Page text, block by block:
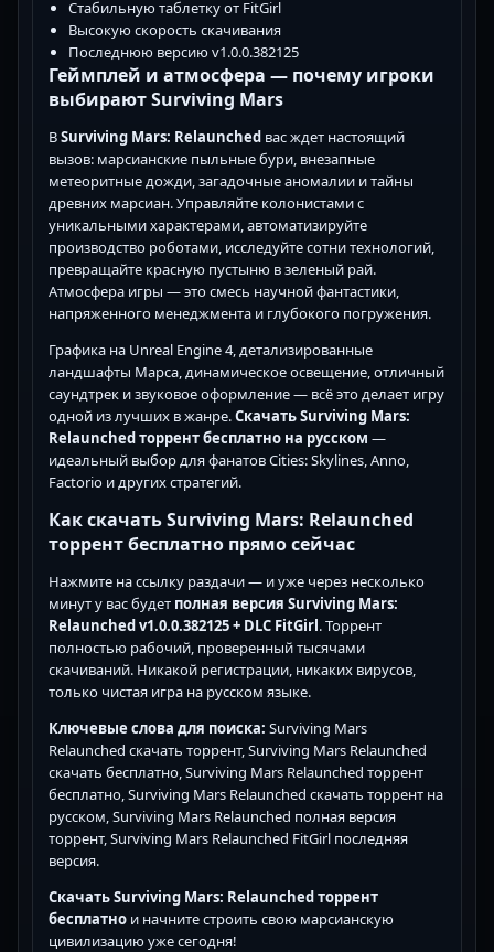
Стабильную таблетку от FitGirl
Высокую скорость скачивания
Последнюю версию v1.0.0.382125
Геймплей и атмосфера — почему игроки
выбирают Surviving Mars
ВSurviving Mars: Relaunched вас ждет настоящий
вызов: марсианские пыльные бури, внезапные
метеоритные дожди, загадочные аномалии и тайны
древних марсиан. Управляйте колонистами с
уникальными характерами, автоматизируйте
производство роботами, исследуйте сотни технологий,
превращайте красную пустыню в зеленый рай.
Атмосфера игры — это смесь научной фантастики,
напряженного менеджмента и глубокого погружения.
Графика на Unreal Engine 4, детализированные
ландшафты Марса, динамическое освещение, отличный
саундтрек и звуковое оформление — всё это делает игру
одной из лучших в жанре.Скачать Surviving Mars:
Relaunched торрент бесплатно на русском —
идеальный выбор для фанатов Cities: Skylines, Anno,
Factorio и других стратегий.
Как скачать Surviving Mars: Relaunched
торрент бесплатно прямо сейчас
Нажмите на ссылку раздачи — и уже через несколько
минут у вас будет полная версия Surviving Mars:
Relaunched v1.0.0.382125 + DLC FitGirl. Торрент
полностью рабочий, проверенный тысячами
скачиваний. Никакой регистрации, никаких вирусов,
только чистая игра на русском языке.
Ключевые слова для поиска: Surviving Mars
Relaunched скачать торрент, Surviving Mars Relaunched
скачать бесплатно, Surviving Mars Relaunched торрент
бесплатно, Surviving Mars Relaunched скачать торрент на
русском, Surviving Mars Relaunched полная версия
торрент, Surviving Mars Relaunched FitGirl последняя
версия.
Скачать Surviving Mars: Relaunched торрент
бесплатно и начните строить свою марсианскую
цивилизацию уже сегодня!